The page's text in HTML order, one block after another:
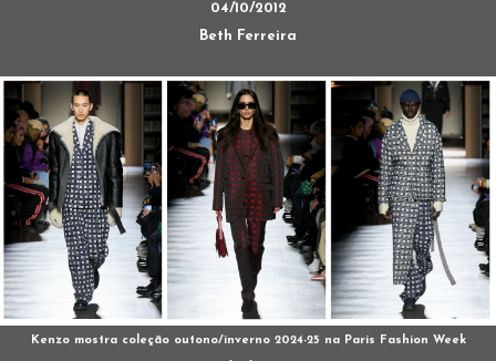
04/10/2012
Beth Ferreira
Kenzo mostra coleção outono/inverno 2024-25 na Paris Fashion Week